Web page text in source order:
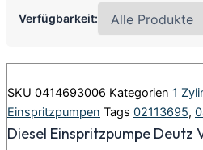
Verfügbarkeit:
SKU 0414693006 Kategorien 1
Einspritzpumpen Tags 02113695,
Diesel Einspritzpumpe Deutz